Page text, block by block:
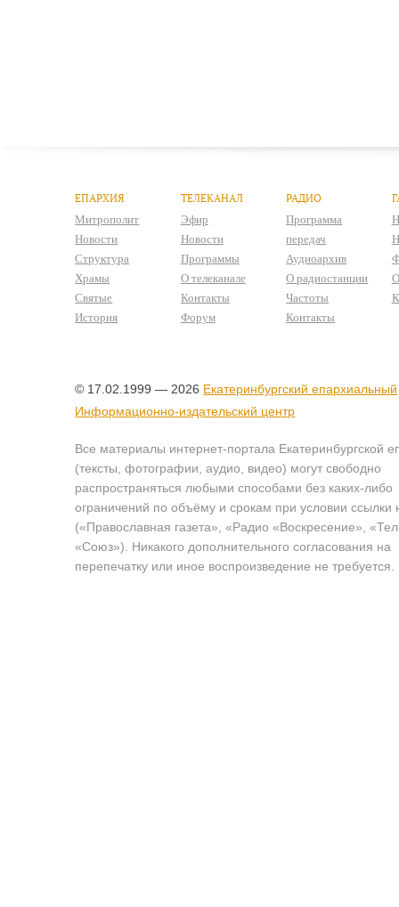
ЕПАРХИЯ
Митрополит
Новости
Структура
Храмы
Святые
История
ТЕЛЕКАНАЛ
Эфир
Новости
Программы
О телеканале
Контакты
Форум
РАДИО
Программа
передач
Аудиоархив
О радиостанции
Частоты
Контакты
© 17.02.1999 — 2026 Екатеринбургский епархиальный
Информационно-издательский центр
Все материалы интернет-портала Екатеринбургской
(тексты, фотографии, аудио, видео) могут свободно
распространяться любыми способами без каких-либо
ограничений по объёму и срокам при условии ссылки
(«Православная газета», «Радио «Воскресение»,
«Союз»). Никакого дополнительного согласования на
перепечатку или иное воспроизведение не требуется.